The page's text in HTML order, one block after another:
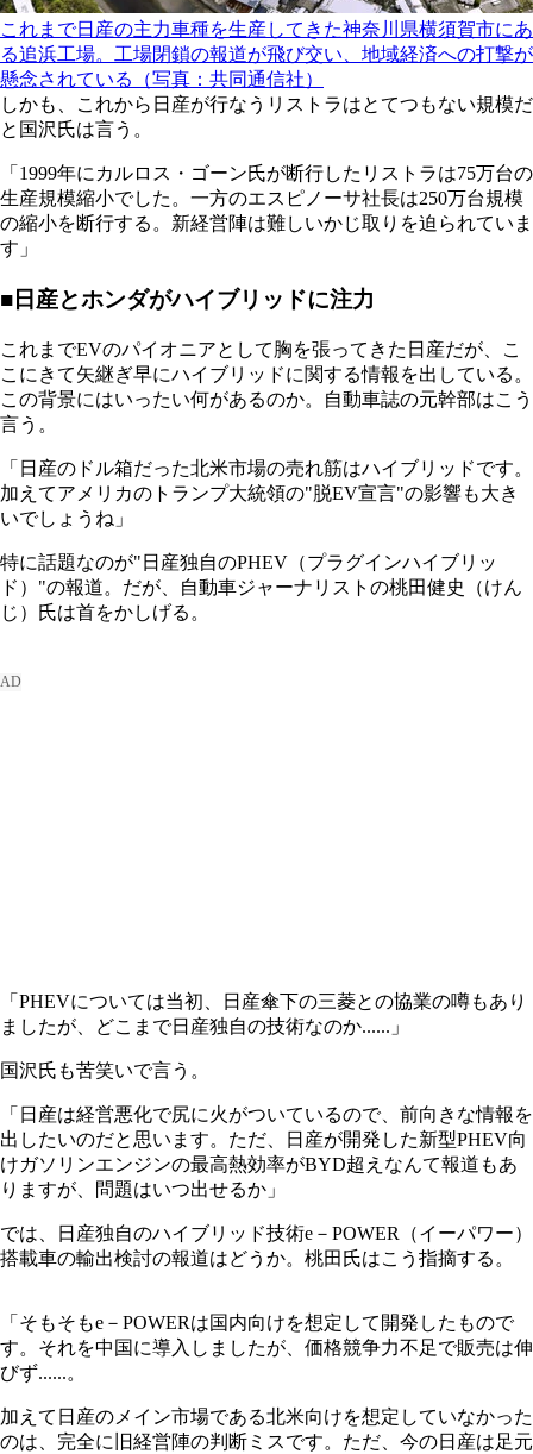
これまで日産の主力車種を生産してきた神奈川県横須賀市にあ
る追浜工場。工場閉鎖の報道が飛び交い、地域経済への打撃が
懸念されている（写真：共同通信社）
しかも、これから日産が行なうリストラはとてつもない規模だ
と国沢氏は言う。
「1999年にカルロス・ゴーン氏が断行したリストラは75万台の
生産規模縮小でした。一方のエスピノーサ社長は250万台規模
の縮小を断行する。新経営陣は難しいかじ取りを迫られていま
す」
■日産とホンダがハイブリッドに注力
これまでEVのパイオニアとして胸を張ってきた日産だが、こ
こにきて矢継ぎ早にハイブリッドに関する情報を出している。
この背景にはいったい何があるのか。自動車誌の元幹部はこう
言う。
「日産のドル箱だった北米市場の売れ筋はハイブリッドです。
加えてアメリカのトランプ大統領の"脱EV宣言"の影響も大き
いでしょうね」
特に話題なのが"日産独自のPHEV（プラグインハイブリッ
ド）"の報道。だが、自動車ジャーナリストの桃田健史（けん
じ）氏は首をかしげる。
「PHEVについては当初、日産傘下の三菱との協業の噂もあり
ましたが、どこまで日産独自の技術なのか......」
国沢氏も苦笑いで言う。
「日産は経営悪化で尻に火がついているので、前向きな情報を
出したいのだと思います。ただ、日産が開発した新型PHEV向
けガソリンエンジンの最高熱効率がBYD超えなんて報道もあ
りますが、問題はいつ出せるか」
では、日産独自のハイブリッド技術e－POWER（イーパワー）
搭載車の輸出検討の報道はどうか。桃田氏はこう指摘する。
「そもそもe－POWERは国内向けを想定して開発したもので
す。それを中国に導入しましたが、価格競争力不足で販売は伸
びず......。
加えて日産のメイン市場である北米向けを想定していなかった
のは、完全に旧経営陣の判断ミスです。ただ、今の日産は足元